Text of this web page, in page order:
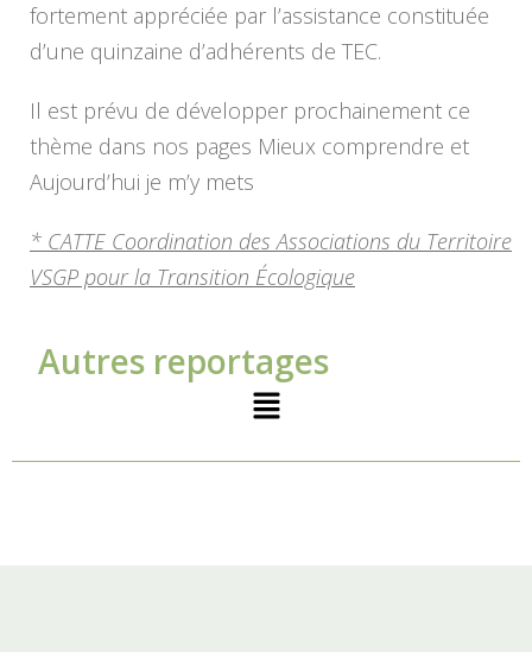
fortement appréciée par l’assistance constituée
d’une quinzaine d’adhérents de TEC.
Il est prévu de développer prochainement ce
thème dans nos pages Mieux comprendre et
Aujourd’hui je m’y mets
* CATTE Coordination des Associations du Territoire
VSGP pour la Transition Écologique
Autres reportages